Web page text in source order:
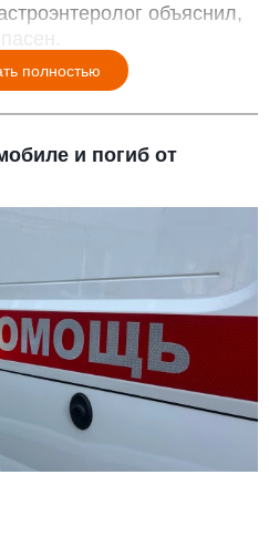
объяснил,
полностью
и погиб от